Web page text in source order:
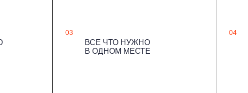
03
ВСЕ ЧТО НУЖНО
В ОДНОМ МЕСТЕ
04